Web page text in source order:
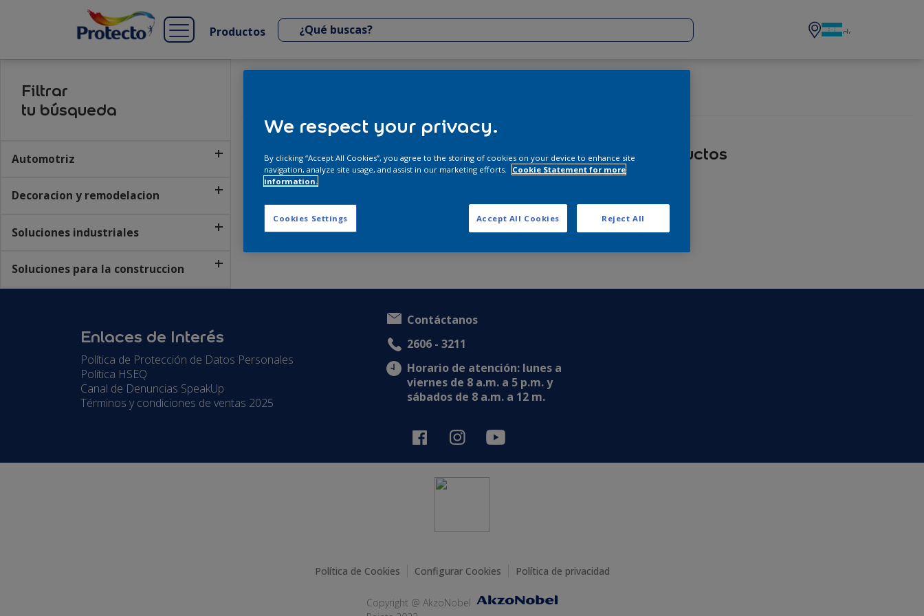
Productos
Filtrar
tu búsqueda
Automotriz
Decoracion y remodelacion
Soluciones industriales
Soluciones para la construccion
Resultados de tu búsqueda: productos
Enlaces de Interés
Política de Protección de Datos Personales
Política HSEQ
Canal de Denuncias SpeakUp
Términos y condiciones de ventas 2025
Contáctanos
2606 - 3211
Horario de atención: lunes a
viernes de 8 a.m. a 5 p.m. y
sábados de 8 a.m. a 12 m.
Política de Cookies Configurar Cookies Política de privacidad
Copyright @ AkzoNobel
We respect your privacy.
By clicking “Accept All Cookies”, you agree to the storing of cookies on your device to enhance site
navigation, analyze site usage, and assist in our marketing efforts.
Cookie Statement for more
information.
Cookies Settings Reject All
Accept All Cookies